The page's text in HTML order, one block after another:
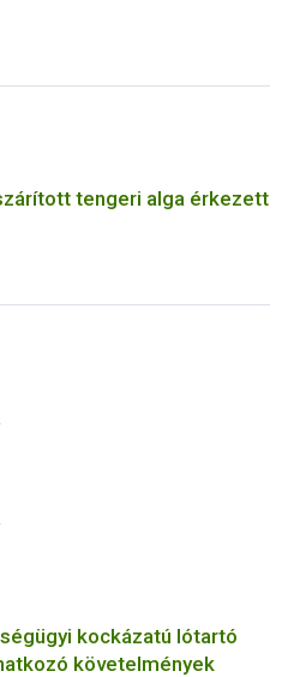
tengeri alga érkezett
kockázatú lótartó
követelmények